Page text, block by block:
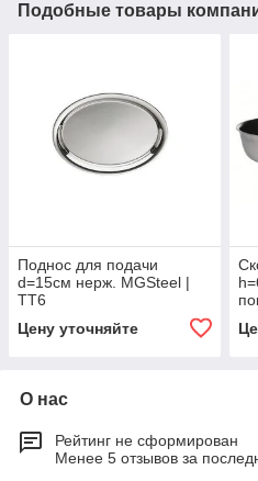
Подобные товары
Поднос для подачи
d=15см нерж. MGSteel |
TT6
Цену уточняйте
О нас
Рейтинг не сформирован
Менее 5 отзывов за